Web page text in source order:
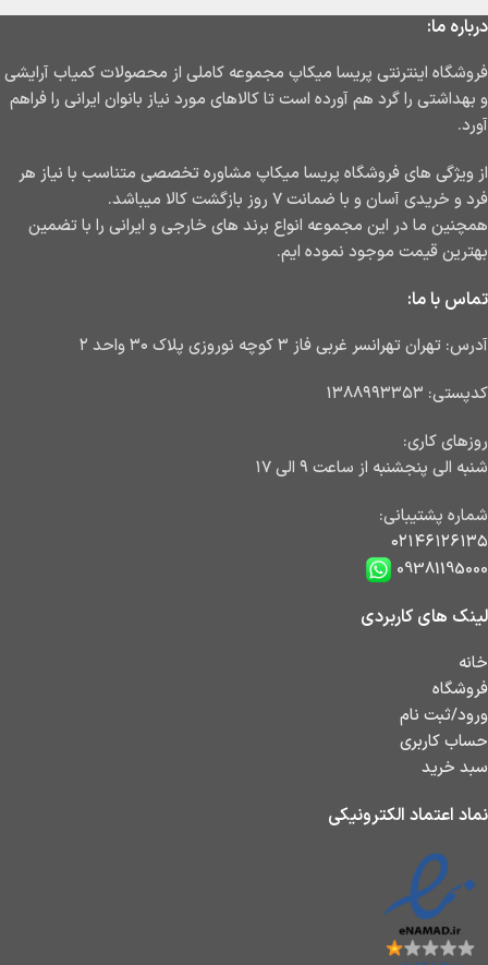
درباره ما:
فروشگاه اینترنتی پریسا میکاپ مجموعه کاملی از محصولات کمیاب آرایشی
و بهداشتی را گرد هم آورده است تا کالاهای مورد نیاز بانوان ایرانی را فراهم
آورد.
از ویژگی های فروشگاه پریسا میکاپ مشاوره تخصصی متناسب با نیاز هر
فرد و خریدی آسان و با ضمانت ۷ روز بازگشت کالا میباشد.
همچنین ما در این مجموعه انواع برند های خارجی و ایرانی را با تضمین
بهترین قیمت موجود نموده ایم.
تماس با ما:
آدرس: تهران تهرانسر غربی فاز ۳ کوچه نوروزی پلاک ۳۰ واحد ۲
کدپستی: ۱۳۸۸۹۹۳۳۵۳
روزهای کاری:
شنبه الی پنجشنبه از ساعت ۹ الی ۱۷
شماره پشتیبانی:
۰۲۱۴۶۱۲۶۱۳۵
09381195000
لینک های کاربردی
خانه
فروشگاه
ورود/ثبت نام
حساب کاربری
سبد خرید
نماد اعتماد الکترونیکی